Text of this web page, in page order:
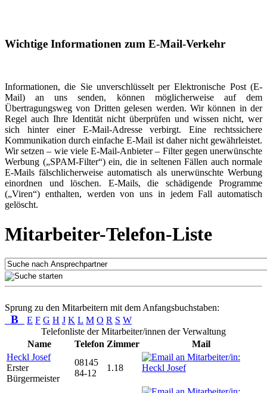
Wichtige Informationen zum E-Mail-Verkehr
Informationen, die Sie unverschlüsselt per Elektronische Post (E-
Mail) an uns senden, können möglicherweise auf dem
Übertragungsweg von Dritten gelesen werden. Wir können in der
Regel auch Ihre Identität nicht überprüfen und wissen nicht, wer
sich hinter einer E-Mail-Adresse verbirgt. Eine rechtssichere
Kommunikation durch einfache E-Mail ist daher nicht gewährleistet.
Wir setzen – wie viele E-Mail-Anbieter – Filter gegen unerwünschte
Werbung („SPAM-Filter“) ein, die in seltenen Fällen auch normale
E-Mails fälschlicherweise automatisch als unerwünschte Werbung
einordnen und löschen. E-Mails, die schädigende Programme
(„Viren“) enthalten, werden von uns in jedem Fall automatisch
gelöscht.
Mitarbeiter-Telefon-Liste
Sprung zu den Mitarbeitern mit dem Anfangsbuchstaben:
B E F G H J K L M O R S W
Telefonliste der Mitarbeiter/innen der Verwaltung
Name
Telefon Zimmer
Mail
Heckl Josef
Erster
Bürgermeister
08145
84-12
1.18